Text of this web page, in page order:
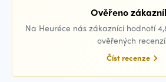
Ověřeno
Na Heuréce nás zákazníci hodnotí
ověřených
Číst recenze